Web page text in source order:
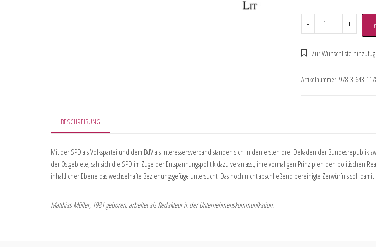
- +
Artikelnummer: 978-3-643-
BESCHREIBUNG
Mit der SPD als Volkspartei und dem BdV als Interessensverband standen sich in den ersten drei Dekaden der
der Ostgebiete, sah sich die SPD im Zuge der Entspannungspolitik dazu veranlasst, ihre vormaligen Prinzipien den
inhaltlicher Ebene das wechselhafte Beziehungsgefüge untersucht. Das noch nicht abschließend bereinigte Zerwürfnis soll
Matthias Müller, 1981 geboren, arbeitet als Redakteur in der Unternehmenskommunikation.